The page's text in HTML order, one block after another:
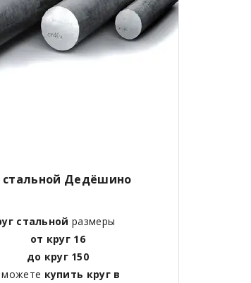
стальной Дедёшино
стальной размеры
от круг 16
до круг 150
купить круг в